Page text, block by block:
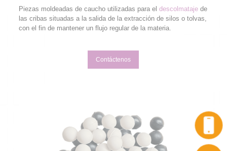
Piezas moldeadas de caucho utilizadas para el descolmatajede
las cribas situadas a la salida de la extracción de silos o tolvas,
con el fin de mantener un flujo regular de la materia.
Contáctenos